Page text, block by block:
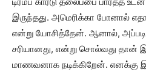
இருந்தது. அமெரிக்கா போனால்
என்று யோசித்தேன். ஆனால்,
சரியானது, என்று சொல்வது தான்
மாணவனாக நடிக்கிறேன். எனக்கு